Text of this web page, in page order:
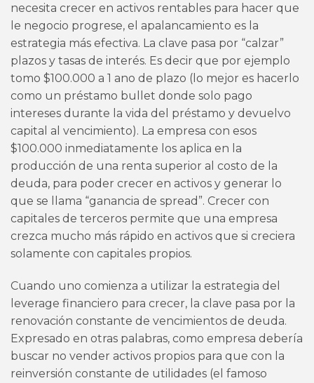
necesita crecer en activos rentables para hacer que
le negocio progrese, el apalancamiento es la
estrategia más efectiva. La clave pasa por “calzar”
plazos y tasas de interés. Es decir que por ejemplo
tomo $100.000 a 1 ano de plazo (lo mejor es hacerlo
como un préstamo bullet donde solo pago
intereses durante la vida del préstamo y devuelvo
capital al vencimiento). La empresa con esos
$100.000 inmediatamente los aplica en la
producción de una renta superior al costo de la
deuda, para poder crecer en activos y generar lo
que se llama “ganancia de spread”. Crecer con
capitales de terceros permite que una empresa
crezca mucho más rápido en activos que si creciera
solamente con capitales propios.
Cuando uno comienza a utilizar la estrategia del
leverage financiero para crecer, la clave pasa por la
renovación constante de vencimientos de deuda.
Expresado en otras palabras, como empresa debería
buscar no vender activos propios para que con la
reinversión constante de utilidades (el famoso